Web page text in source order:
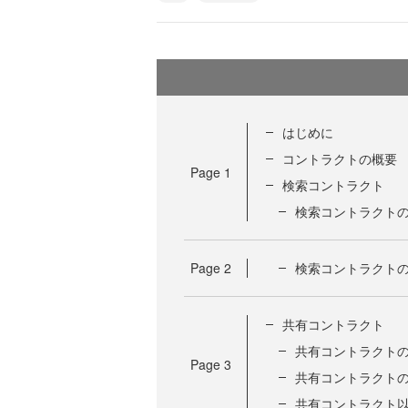
Page 1
はじめに
コントラクトの概要
検索コントラクト
検索コントラクト
Page 2 検索コントラクト
Page 3
共有コントラクト
共有コントラクト
共有コントラクト
共有コントラクト